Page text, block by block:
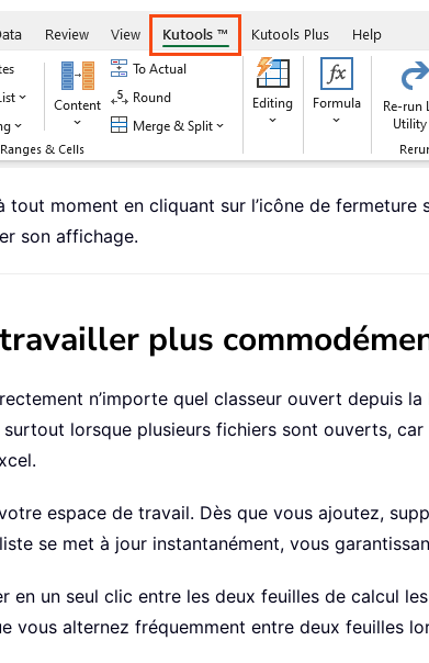
moment en cliquant sur l’icône de
son affichage.
plus
n’importe quel classeur ouvert depuis
lorsque plusieurs fichiers sont ouverts,
espace de travail. Dès que vous ajoutez,
se met à jour instantanément, vous
en un seul clic entre les deux feuilles de calcul
vous alternez fréquemment entre deux feuilles